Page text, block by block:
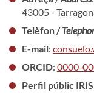
43005 -
Telèfon /
E-mail:
ORCID: 0000-
Perfil públic IRIS